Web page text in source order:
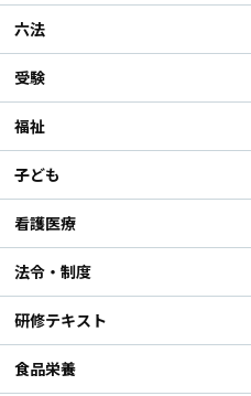
六法
受験
福祉
子ども
看護医療
法令・制度
研修テキスト
食品栄養